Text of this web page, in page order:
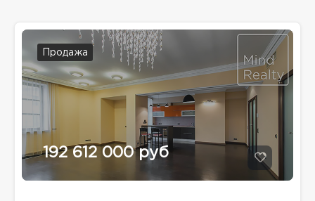
Продажа
192 612 000 руб